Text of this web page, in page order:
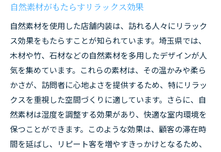
自然素材がもたらすリラックス効果
自然素材を使用した店舗内装は、訪れる人々にリラック
ス効果をもたらすことが知られています。埼玉県では、
木材や竹、石材などの自然素材を多用したデザインが人
気を集めています。これらの素材は、その温かみや柔ら
かさが、訪問者に心地よさを提供するため、特にリラッ
クスを重視した空間づくりに適しています。さらに、自
然素材は湿度を調整する効果があり、快適な室内環境を
保つことができます。このような効果は、顧客の滞在時
間を延ばし、リピート客を増やすきっかけとなるため、